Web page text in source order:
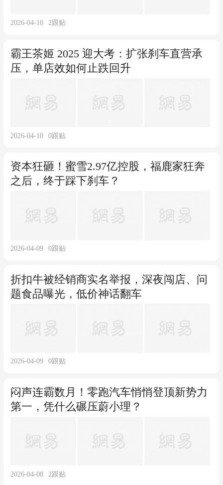
2026-04-10 2跟贴
霸王茶姬 2025 迎大考：扩张刹车直营承
压，单店效如何止跌回升
2026-04-10 0跟贴
资本狂砸！蜜雪2.97亿控股，福鹿家狂奔
之后，终于踩下刹车？
2026-04-09 0跟贴
折扣牛被经销商实名举报，深夜闯店、问
题食品曝光，低价神话翻车
2026-04-09 0跟贴
闷声连霸数月！零跑汽车悄悄登顶新势力
第一，凭什么碾压蔚小理？
2026-04-08 2跟贴